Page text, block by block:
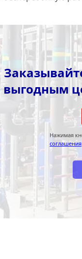
выгодным
Нажимая
соглашения